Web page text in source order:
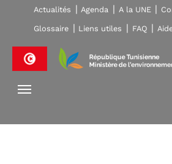
Skip to main navigation
Aller au contenu principal
Skip to page footer
Actualités Agenda A la UNE
Glossaire Liens utiles FAQ